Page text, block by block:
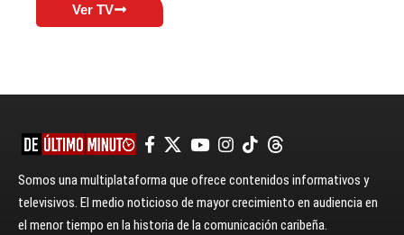
Ver TV
Somos una multiplataforma que ofrece contenidos informativos y
televisivos. El medio noticioso de mayor crecimiento en audiencia en
el menor tiempo en la historia de la comunicación caribeña.